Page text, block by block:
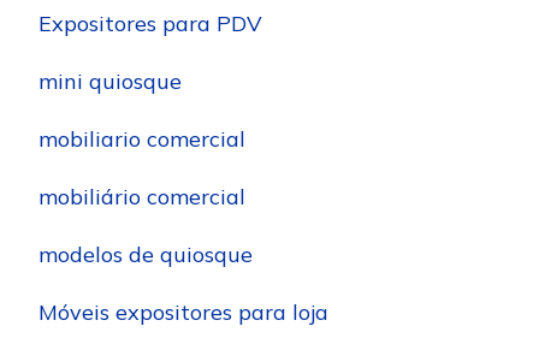
Expositores para PDV
mini quiosque
mobiliario comercial
mobiliário comercial
modelos de quiosque
Móveis expositores para loja